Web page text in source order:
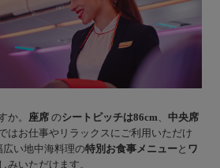
か。 座席 のシートピッチは86cm、 中央席
はお仕事やリラックスにご利用いただけ
広い地中海料理の特別お食事メニューと ワ
みいただけます。